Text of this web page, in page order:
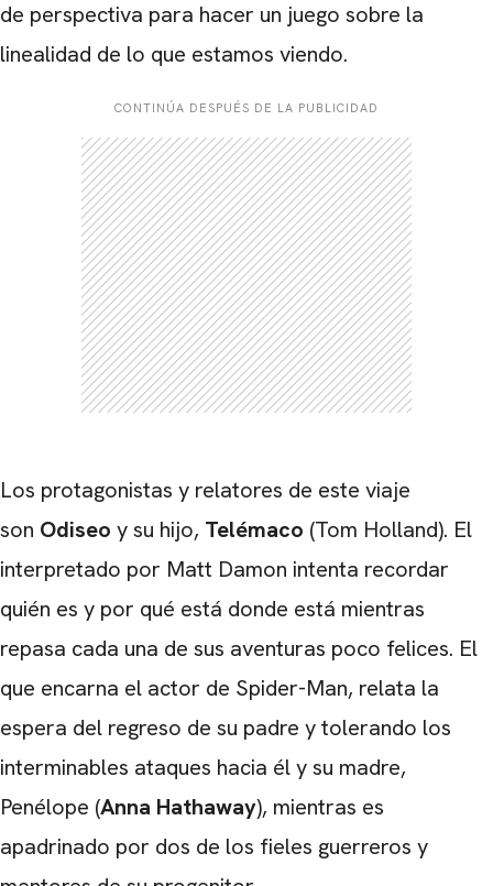
de perspectiva para hacer un juego sobre la
linealidad de lo que estamos viendo.
CONTINÚA DESPUÉS DE LA PUBLICIDAD
Los protagonistas y relatores de este viaje
son Odiseo y su hijo, Telémaco (Tom Holland). El
interpretado por Matt Damon intenta recordar
quién es y por qué está donde está mientras
repasa cada una de sus aventuras poco felices. El
que encarna el actor de Spider-Man, relata la
espera del regreso de su padre y tolerando los
interminables ataques hacia él y su madre,
Penélope (Anna Hathaway), mientras es
apadrinado por dos de los fieles guerreros y
CARREGANDO PUBLICIDADE